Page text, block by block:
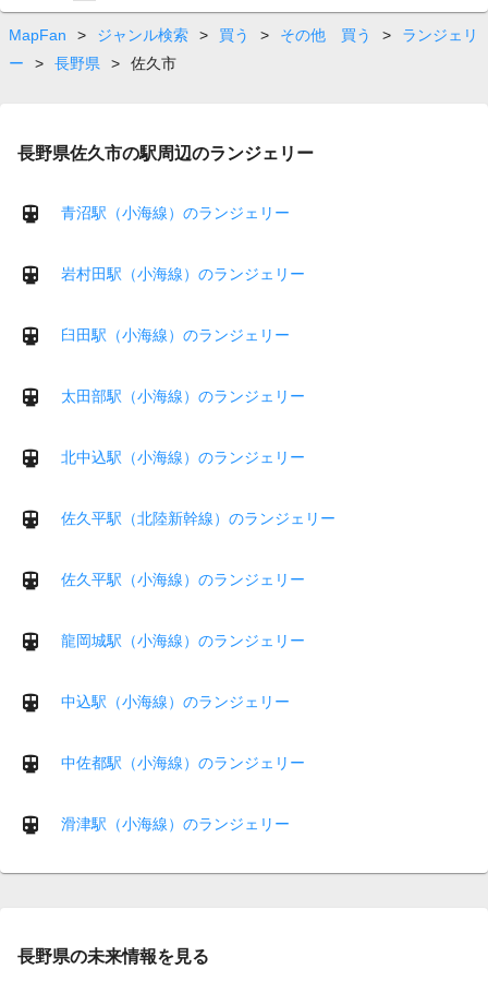
on
page
MapFan > ジャンル検索 > 買う > その他 買う >
ランジェリ
ー
> 長野県 > 佐久市
長野県佐久市の駅周辺のランジェリー
青沼駅（小海線）のランジェリー
岩村田駅（小海線）のランジェリー
臼田駅（小海線）のランジェリー
太田部駅（小海線）のランジェリー
北中込駅（小海線）のランジェリー
佐久平駅（北陸新幹線）のランジェリー
佐久平駅（小海線）のランジェリー
龍岡城駅（小海線）のランジェリー
中込駅（小海線）のランジェリー
中佐都駅（小海線）のランジェリー
滑津駅（小海線）のランジェリー
長野県の未来情報を見る